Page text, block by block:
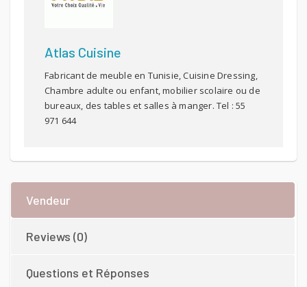
Atlas Cuisine
Fabricant de meuble en Tunisie, Cuisine Dressing,
Chambre adulte ou enfant, mobilier scolaire ou de
bureaux, des tables et salles à manger. Tel : 55
971 644
Vendeur
Reviews (0)
Questions et Réponses